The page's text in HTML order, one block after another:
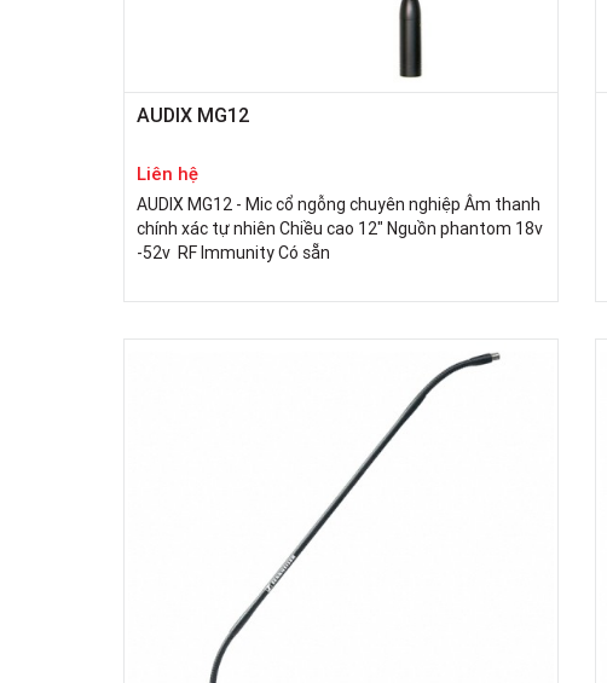
AUDIX MG12
Liên hệ
AUDIX MG12 - Mic cổ ngỗng chuyên nghiệp Âm thanh
chính xác tự nhiên Chiều cao 12" Nguồn phantom 18v
-52v RF Immunity Có sẵn